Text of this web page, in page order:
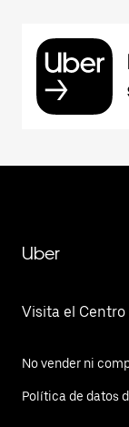
Uber
Visita el
No vender ni
Política de datos